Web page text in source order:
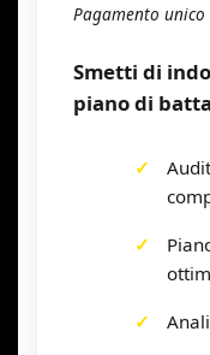
Pagamento
Smetti di
piano di